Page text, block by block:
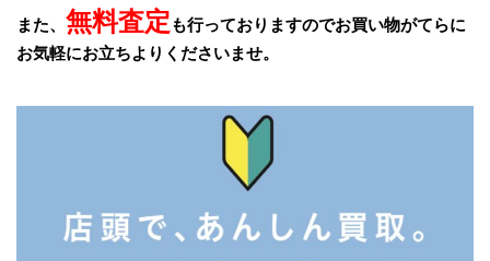
また、 無料査定も行っておりますのでお買い物がてらに
お気軽にお立ちよりくださいませ。